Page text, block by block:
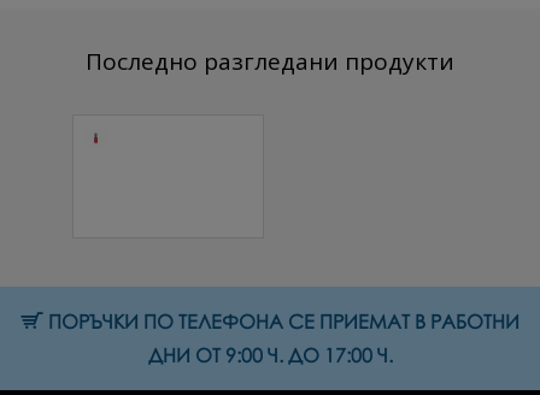
Последно разгледани продукти
ПОРЪЧКИ ПО ТЕЛЕФОНА СЕ ПРИЕМАТ В РАБОТНИ
ДНИ ОТ 9:00 Ч. ДО 17:00 Ч.